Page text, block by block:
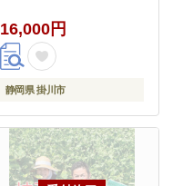
16,000円
静岡県 掛川市